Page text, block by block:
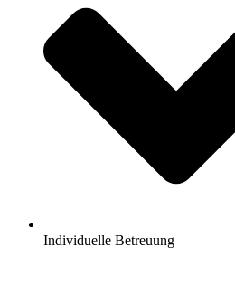
Individuelle Betreuung